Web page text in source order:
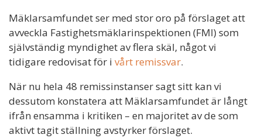
Mäklarsamfundet ser med stor oro på förslaget att
avveckla Fastighets­mäklar­inspektionen (FMI) som
självständig myndighet av flera skäl, något vi
tidigare redovisat för i vårt remissvar.
När nu hela 48 remissinstanser sagt sitt kan vi
dessutom konstatera att Mäklarsamfundet är långt
ifrån ensamma i kritiken – en majoritet av de som
aktivt tagit ställning avstyrker förslaget.